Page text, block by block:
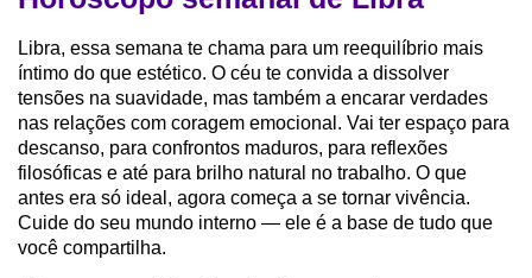
Libra, essa semana te chama para um reequilíbrio mais
íntimo do que estético. O céu te convida a dissolver
tensões na suavidade, mas também a encarar verdades
nas relações com coragem emocional. Vai ter espaço para
descanso, para confrontos maduros, para reflexões
filosóficas e até para brilho natural no trabalho. O que
antes era só ideal, agora começa a se tornar vivência.
Cuide do seu mundo interno — ele é a base de tudo que
você compartilha.